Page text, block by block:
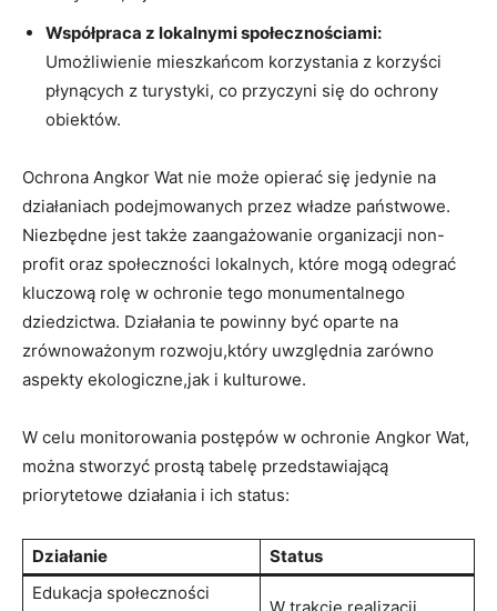
Współpraca z lokalnymi społecznościami:
Umożliwienie mieszkańcom korzystania z korzyści
płynących z turystyki, co przyczyni się do ochrony
obiektów.
Ochrona Angkor Wat nie może opierać się jedynie na
działaniach podejmowanych przez władze państwowe.
Niezbędne jest także zaangażowanie organizacji non-
profit oraz społeczności lokalnych, które mogą odegrać
kluczową rolę w ochronie tego monumentalnego
dziedzictwa. Działania te powinny być oparte na
zrównoważonym rozwoju,który uwzględnia zarówno
aspekty ekologiczne,jak i kulturowe.
W celu monitorowania postępów w ochronie Angkor Wat,
można stworzyć prostą tabelę przedstawiającą
priorytetowe działania i ich status:
Działanie
Status
Edukacja społeczności